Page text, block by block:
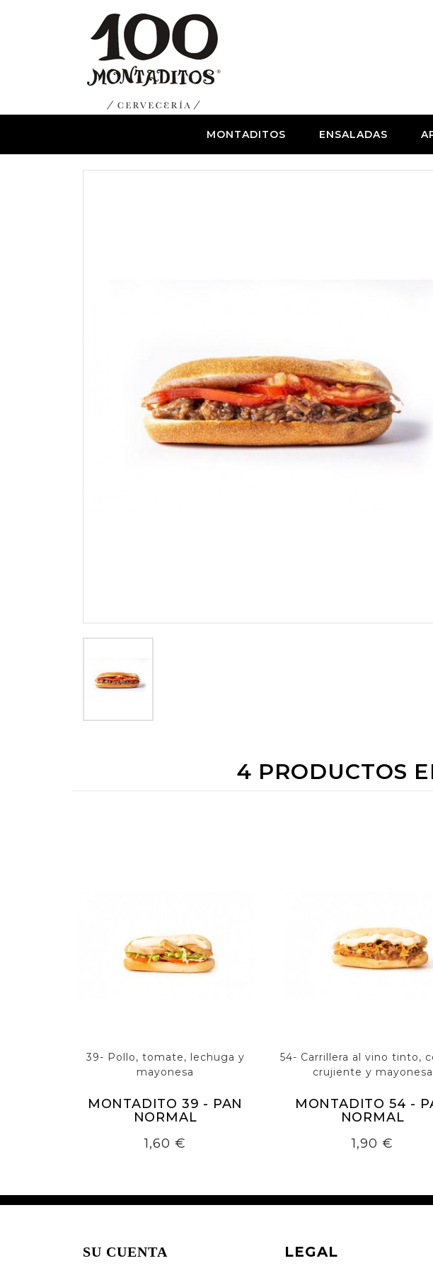
MONTADITOS ENSALADAS
4 PRODUCTOS
39- Pollo, tomate, lechuga y
mayonesa
MONTADITO 39 - PAN
NORMAL
Precio
1,60 €
54- Carrillera al vino tinto,
crujiente y mayonesa
MONTADITO 54 -
NORMAL
Precio
1,90 €
SU CUENTA LEGAL